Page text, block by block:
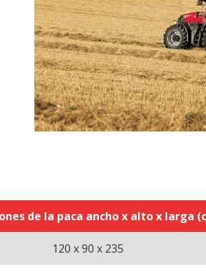
de la paca ancho x alto x larga
120 x 90 x 235